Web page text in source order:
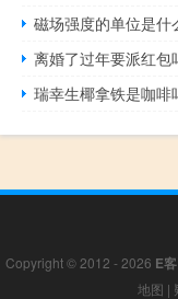
磁场强度的单位是什
离婚了过年要派红包
瑞幸生椰拿铁是咖啡
Copyright © 2012 - 2026 E
地图 |